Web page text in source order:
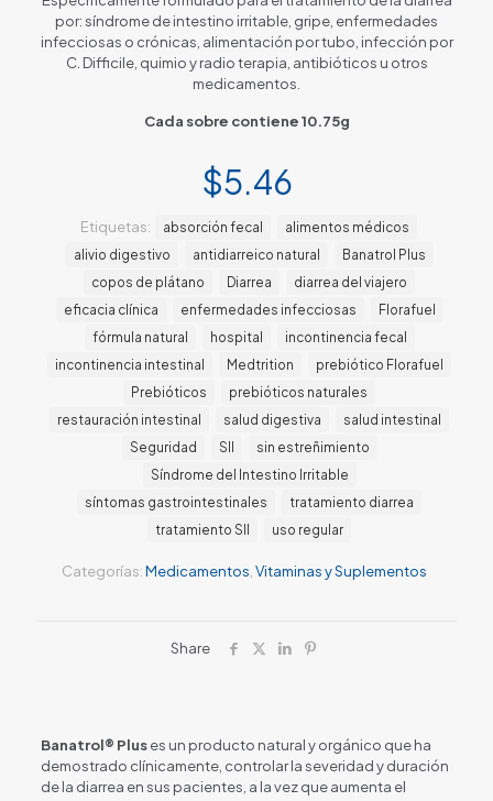
por: síndrome de intestino irritable, gripe, enfermedades
infecciosas o crónicas, alimentación por tubo, infección por
C. Difficile, quimio y radio terapia, antibióticos u otros
medicamentos.
Cada sobre contiene 10.75g
$5.46
Categorías:Medicamentos Vitaminas y Suplementos
Etiquetas: absorción fecal
alimentos médicos
alivio digestivo
antidiarreico natural
Banatrol Plus
copos de plátano
Diarrea
diarrea del viajero
eficacia clínica
enfermedades infecciosas
Florafuel
fórmula natural
hospital
incontinencia fecal
incontinencia intestinal
Medtrition
prebiótico Florafuel
Prebióticos
prebióticos naturales
restauración intestinal
salud digestiva
salud intestinal
Seguridad
SII
sin estreñimiento
Síndrome del Intestino Irritable
síntomas gastrointestinales
tratamiento diarrea
tratamiento SII
uso regular
Share
Banatrol® Pluses un producto natural y orgánico que ha
demostrado clínicamente, controlar la severidad y duración
de la diarrea en sus pacientes, a la vez que aumenta el